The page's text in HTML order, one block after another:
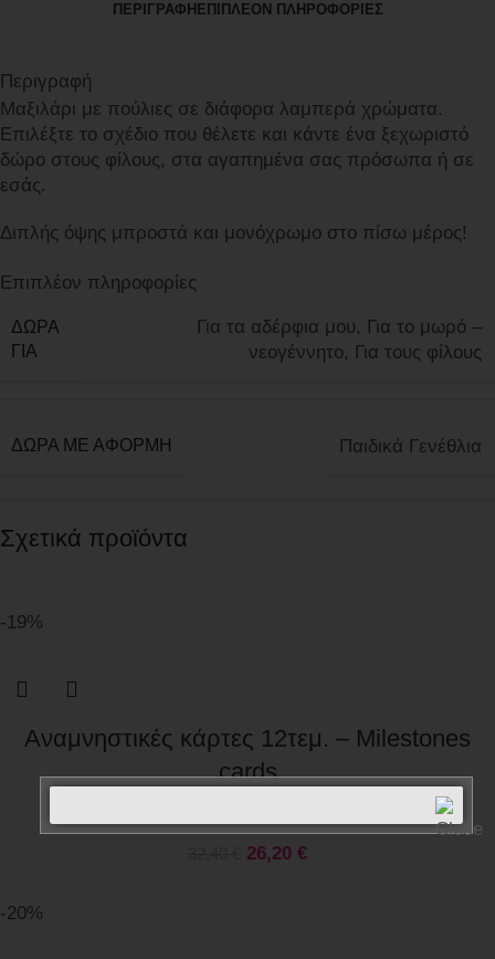
ΠΕΡΙΓΡΑΦΉ ΕΠΙΠΛΈΟΝ ΠΛΗΡΟΦΟΡΊΕΣ
Περιγραφή
Μαξιλάρι με πούλιες σε διάφορα λαμπερά χρώματα.
Επιλέξτε το σχέδιο που θέλετε και κάντε ένα ξεχωριστό
δώρο στους φίλους, στα αγαπημένα σας πρόσωπα ή σε
εσάς.
Διπλής όψης μπροστά και μονόχρωμο στο πίσω μέρος!
Επιπλέον πληροφορίες
ΔΩΡΑ
ΓΙΑ
Για τα αδέρφια μου, Για το μωρό –
νεογέννητο, Για τους φίλους
ΔΩΡΑ ΜΕ ΑΦΟΡΜΗ Παιδικά Γενέθλια
Σχετικά προϊόντα
-19%
Αναμνηστικές κάρτες 12τεμ. – Milestones
cards
MIL001029
26,20 €
-20%